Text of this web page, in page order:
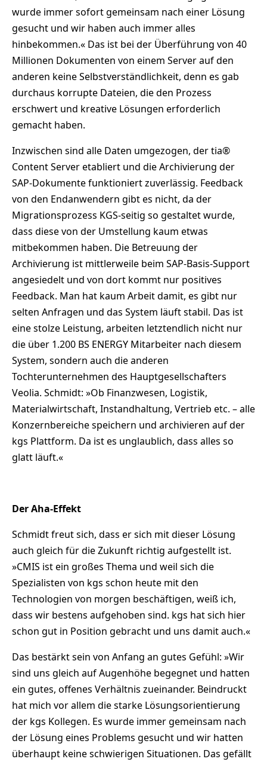
wurde immer sofort gemeinsam nach einer Lösung
gesucht und wir haben auch immer alles
hinbekommen.« Das ist bei der Überführung von 40
Millionen Dokumenten von einem Server auf den
anderen keine Selbstverständlichkeit, denn es gab
durchaus korrupte Dateien, die den Prozess
erschwert und kreative Lösungen erforderlich
gemacht haben.
Inzwischen sind alle Daten umgezogen, der tia®
Content Server etabliert und die Archivierung der
SAP-Dokumente funktioniert zuverlässig. Feedback
von den Endanwendern gibt es nicht, da der
Migrationsprozess KGS-seitig so gestaltet wurde,
dass diese von der Umstellung kaum etwas
mitbekommen haben. Die Betreuung der
Archivierung ist mittlerweile beim SAP-Basis-Support
angesiedelt und von dort kommt nur positives
Feedback. Man hat kaum Arbeit damit, es gibt nur
selten Anfragen und das System läuft stabil. Das ist
eine stolze Leistung, arbeiten letztendlich nicht nur
die über 1.200 BS ENERGY Mitarbeiter nach diesem
System, sondern auch die anderen
Tochterunternehmen des Hauptgesellschafters
Veolia. Schmidt: »Ob Finanzwesen, Logistik,
Materialwirtschaft, Instandhaltung, Vertrieb etc. – alle
Konzernbereiche speichern und archivieren auf der
kgs Plattform. Da ist es unglaublich, dass alles so
glatt läuft.«
Der Aha-Effekt
Schmidt freut sich, dass er sich mit dieser Lösung
auch gleich für die Zukunft richtig aufgestellt ist.
»CMIS ist ein großes Thema und weil sich die
Spezialisten von kgs schon heute mit den
Technologien von morgen beschäftigen, weiß ich,
dass wir bestens aufgehoben sind. kgs hat sich hier
schon gut in Position gebracht und uns damit auch.«
Das bestärkt sein von Anfang an gutes Gefühl: »Wir
sind uns gleich auf Augenhöhe begegnet und hatten
ein gutes, offenes Verhältnis zueinander. Beindruckt
hat mich vor allem die starke Lösungsorientierung
der kgs Kollegen. Es wurde immer gemeinsam nach
der Lösung eines Problems gesucht und wir hatten
überhaupt keine schwierigen Situationen. Das gefällt